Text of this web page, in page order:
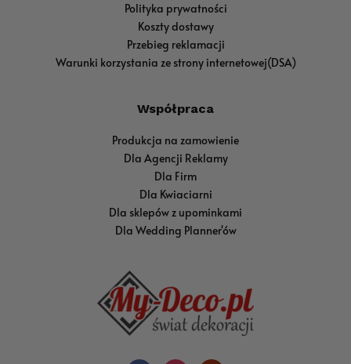
Polityka prywatności
Koszty dostawy
Przebieg reklamacji
Warunki korzystania ze strony internetowej(DSA)
Współpraca
Produkcja na zamowienie
Dla Agencji Reklamy
Dla Firm
Dla Kwiaciarni
Dla sklepów z upominkami
Dla Wedding Planner'ów